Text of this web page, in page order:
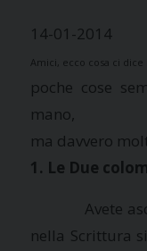
14-01-2014
Amici, ecco cosa ci dice
poche cose
mano,
ma davvero
1. Le Due
Avete
nella Scrittura